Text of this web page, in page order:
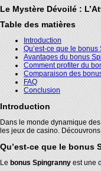
Le Mystère Dévoilé :
Table des matières
Introduction
Qu’est-ce que le
Avantages du bonus
Comment profiter du
Comparaison des
FAQ
Conclusion
Introduction
Dans le monde dynamique des
les jeux de casino.
Qu’est-ce que le bonus
Le bonus Spingranny est une